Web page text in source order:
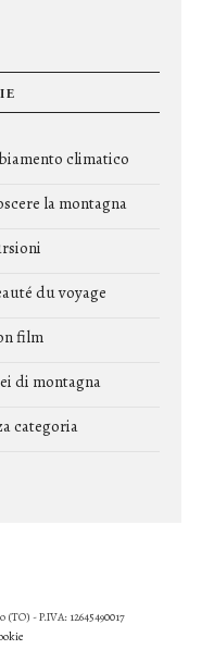
climatico
la montagna
du voyage
film
di montagna
categoria
- P.IVA: 12645490017